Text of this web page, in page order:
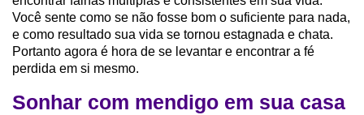
Você sente como se não fosse bom o suficiente para nada,
e como resultado sua vida se tornou estagnada e chata.
Portanto agora é hora de se levantar e encontrar a fé
perdida em si mesmo.
Sonhar com mendigo em sua casa